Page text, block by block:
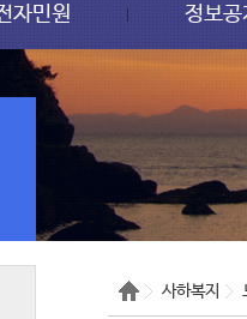
자민원 정보공
사하복지